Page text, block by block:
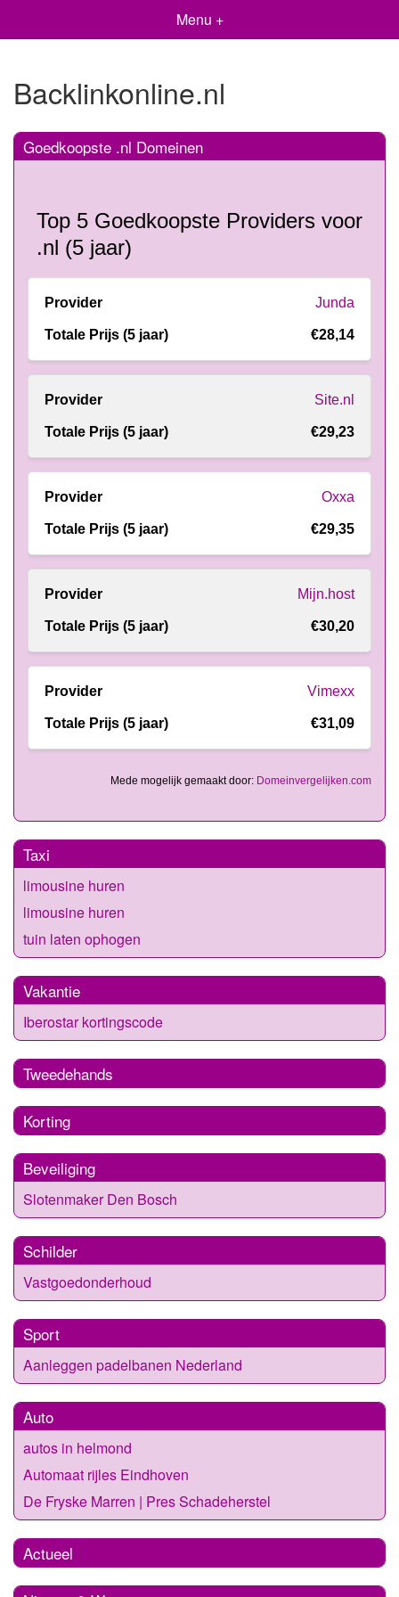
Menu +
Backlinkonline.nl
Goedkoopste .nl Domeinen
Top 5 Goedkoopste Providers voor
.nl (5 jaar)
Junda
€28,14
Site.nl
€29,23
Oxxa
€29,35
Mijn.host
€30,20
Vimexx
€31,09
Mede mogelijk gemaakt door: Domeinvergelijken.com
Taxi
limousine huren
limousine huren
tuin laten ophogen
Vakantie
Iberostar kortingscode
Tweedehands
Korting
Beveiliging
Slotenmaker Den Bosch
Schilder
Vastgoedonderhoud
Sport
Aanleggen padelbanen Nederland
Auto
autos in helmond
Automaat rijles Eindhoven
De Fryske Marren | Pres Schadeherstel
Actueel